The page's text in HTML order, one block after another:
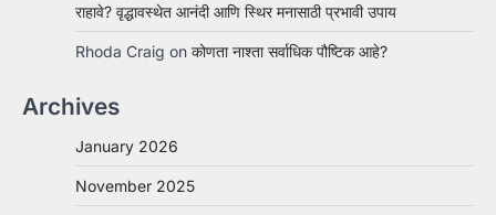
राहावे? वृद्धावस्थेत आनंदी आणि स्थिर मनासाठी प्रभावी उपाय
Rhoda Craig on कोणता नाश्ता सर्वाधिक पौष्टिक आहे?
Archives
January 2026
November 2025